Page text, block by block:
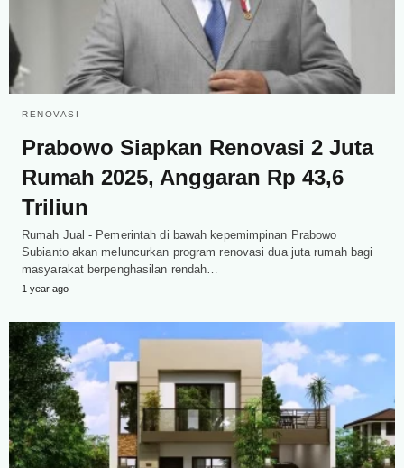
RENOVASI
Prabowo Siapkan Renovasi 2 Juta
Rumah 2025, Anggaran Rp 43,6
Triliun
Rumah Jual - Pemerintah di bawah kepemimpinan Prabowo
Subianto akan meluncurkan program renovasi dua juta rumah bagi
masyarakat berpenghasilan rendah…
1 year ago